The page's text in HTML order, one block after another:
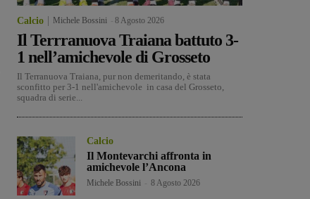
Calcio Michele Bossini 8 Agosto 2026
Il Terrranuova Traiana battuto 3-
1 nell’amichevole di Grosseto
Il Terranuova Traiana, pur non demeritando, è stata
sconfitto per 3-1 nell'amichevole in casa del Grosseto,
squadra di serie...
Calcio
Il Montevarchi affronta in
amichevole l’Ancona
Michele Bossini 8 Agosto 2026